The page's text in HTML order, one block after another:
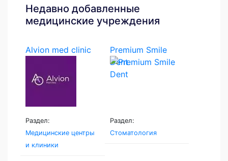
Недавно добавленные
медицинские учреждения
Alvion med clinic
Раздел:
Медицинские центры
и клиники
Premium Smile
Dent
Раздел:
Стоматология